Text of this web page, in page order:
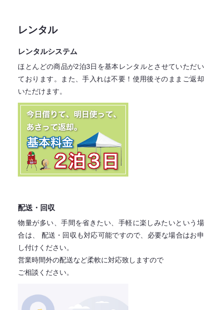
レンタル
レンタルシステム
ほとんどの商品が2泊3日を基本レンタルとさせていただい
ております。
また、手入れは不要！ 使用後そのままご返却
いただけます。
配送・回収
物量が多い、手間を省きたい、手軽に楽しみたいという場
合は、
配送・回収も対応可能ですので、必要な場合はお申
し付けください。
営業時間外の配送など柔軟に対応致しますので
ご相談ください。